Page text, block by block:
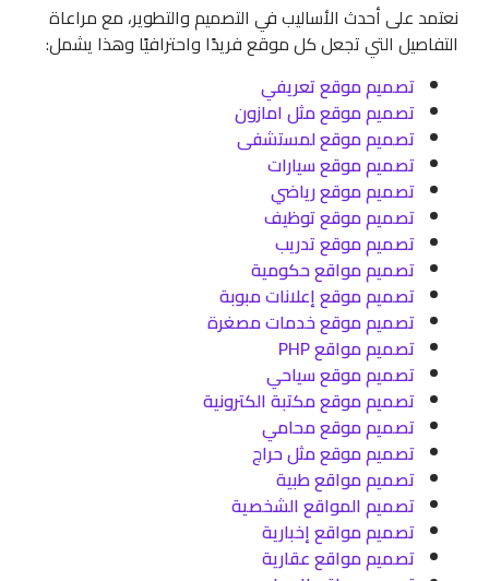
نعتمد على أحدث الأساليب في التصميم والتطوير، مع مراعاة
التفاصيل التي تجعل كل موقع فريدًا واحترافيًا وهذا يشمل:
تصميم موقع تعريفي
تصميم موقع مثل امازون
تصميم موقع لمستشفى
تصميم موقع سيارات
تصميم موقع رياضي
تصميم موقع توظيف
تصميم موقع تدريب
تصميم مواقع حكومية
تصميم موقع إعلانات مبوبة
تصميم موقع خدمات مصغرة
تصميم مواقع PHP
تصميم موقع سياحي
تصميم موقع مكتبة الكترونية
تصميم موقع محامي
تصميم موقع مثل حراج
تصميم مواقع طبية
تصميم المواقع الشخصية
تصميم مواقع إخبارية
تصميم مواقع عقارية